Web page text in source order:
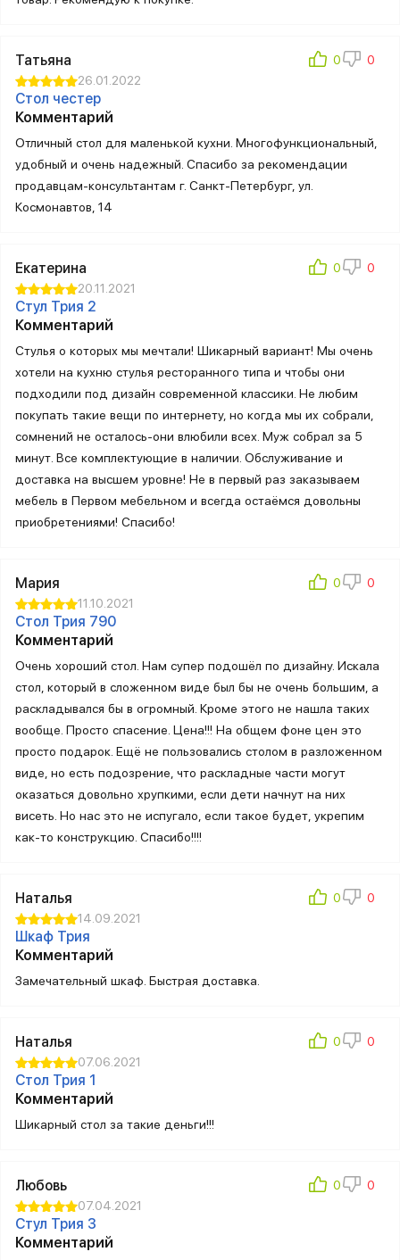
Татьяна
26.01.2022
Стол честер
Комментарий
Отличный стол для маленькой кухни. Многофункциональный,
удобный и очень надежный. Спасибо за рекомендации
продавцам-консультантам г. Санкт-Петербург, ул.
Космонавтов, 14
Екатерина
20.11.2021
Стул Трия 2
Комментарий
Стулья о которых мы мечтали! Шикарный вариант! Мы очень
хотели на кухню стулья ресторанного типа и чтобы они
подходили под дизайн современной классики. Не любим
покупать такие вещи по интернету, но когда мы их собрали,
сомнений не осталось-они влюбили всех. Муж собрал за 5
минут. Все комплектующие в наличии. Обслуживание и
доставка на высшем уровне! Не в первый раз заказываем
мебель в Первом мебельном и всегда остаёмся довольны
приобретениями! Спасибо!
Мария
11.10.2021
Стол Трия 790
Комментарий
Очень хороший стол. Нам супер подошёл по дизайну. Искала
стол, который в сложенном виде был бы не очень большим, а
раскладывался бы в огромный. Кроме этого не нашла таких
вообще. Просто спасение. Цена!!! На общем фоне цен это
просто подарок. Ещё не пользовались столом в разложенном
виде, но есть подозрение, что раскладные части могут
оказаться довольно хрупкими, если дети начнут на них
висеть. Но нас это не испугало, если такое будет, укрепим
как-то конструкцию. Спасибо!!!!
Наталья
14.09.2021
Шкаф Трия
Комментарий
Замечательный шкаф. Быстрая доставка.
Наталья
07.06.2021
Стол Трия 1
Комментарий
Шикарный стол за такие деньги!!!
Любовь
07.04.2021
Стул Трия 3
Комментарий